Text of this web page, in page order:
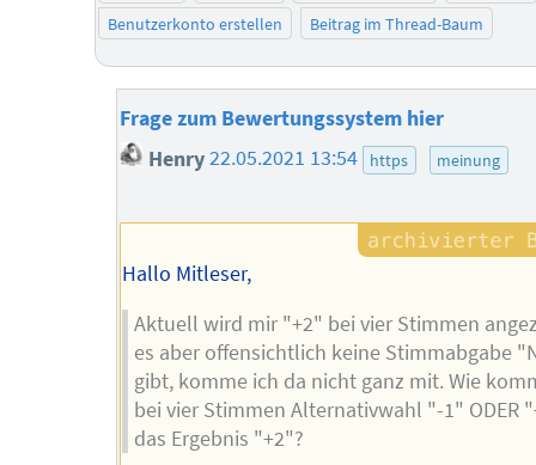
Benutzerkonto erstellen
Beitrag im Thread-Baum
Frage zum Bewertungssystem hier
Henry 22.05.2021 13:54 https meinung
Hallo Mitleser,
Aktuell wird mir "+2" bei vier Stimmen
es aber offensichtlich keine Stimmabgabe
gibt, komme ich da nicht ganz mit. Wie
bei vier Stimmen Alternativwahl "-1" ODER
das Ergebnis "+2"?